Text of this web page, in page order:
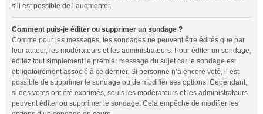
s’il est possible de l’augmenter.
Comment puis-je éditer ou supprimer un sondage ?
Comme pour les messages, les sondages ne peuvent être édités que par
leur auteur, les modérateurs et les administrateurs. Pour éditer un sondage,
éditez tout simplement le premier message du sujet car le sondage est
obligatoirement associé à ce dernier. Si personne n’a encore voté, il est
possible de supprimer le sondage ou de modifier ses options. Cependant,
si des votes ont été exprimés, seuls les modérateurs et les administrateurs
peuvent éditer ou supprimer le sondage. Cela empêche de modifier les